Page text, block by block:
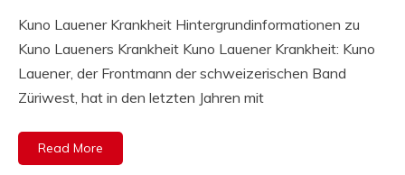
Kuno Lauener Krankheit Hintergrundinformationen zu
Kuno Laueners Krankheit Kuno Lauener Krankheit: Kuno
Lauener, der Frontmann der schweizerischen Band
Züriwest, hat in den letzten Jahren mit
Read More